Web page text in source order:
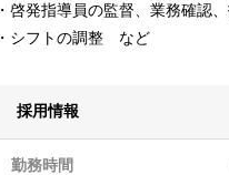
・啓発指導員の監督、業務確認
・シフトの調整 など
採用情報
勤務時間